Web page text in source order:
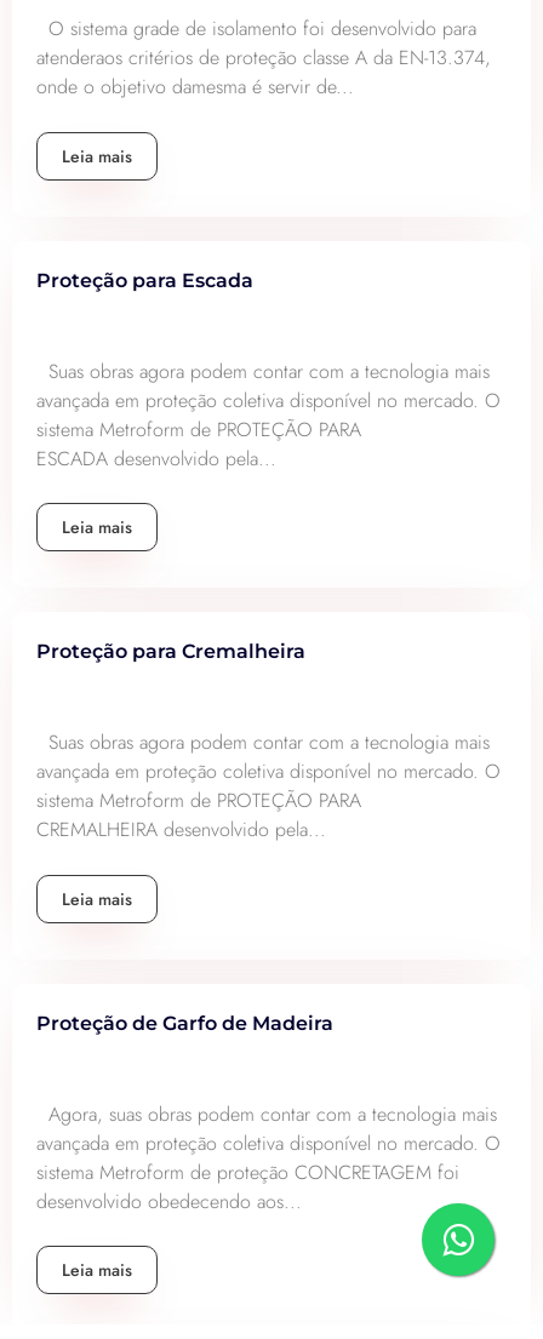
O sistema grade de isolamento foi desenvolvido para
atenderaos critérios de proteção classe A da EN-13.374,
onde o objetivo damesma é servir de...
Leia mais
Proteção para Escada
Suas obras agora podem contar com a tecnologia mais
avançada em proteção coletiva disponível no mercado. O
sistema Metroform de PROTEÇÃO PARA
ESCADA desenvolvido pela...
Leia mais
Proteção para Cremalheira
Suas obras agora podem contar com a tecnologia mais
avançada em proteção coletiva disponível no mercado. O
sistema Metroform de PROTEÇÃO PARA
CREMALHEIRA desenvolvido pela...
Leia mais
Proteção de Garfo de Madeira
Agora, suas obras podem contar com a tecnologia mais
avançada em proteção coletiva disponível no mercado. O
sistema Metroform de proteção CONCRETAGEM foi
desenvolvido obedecendo aos...
Leia mais